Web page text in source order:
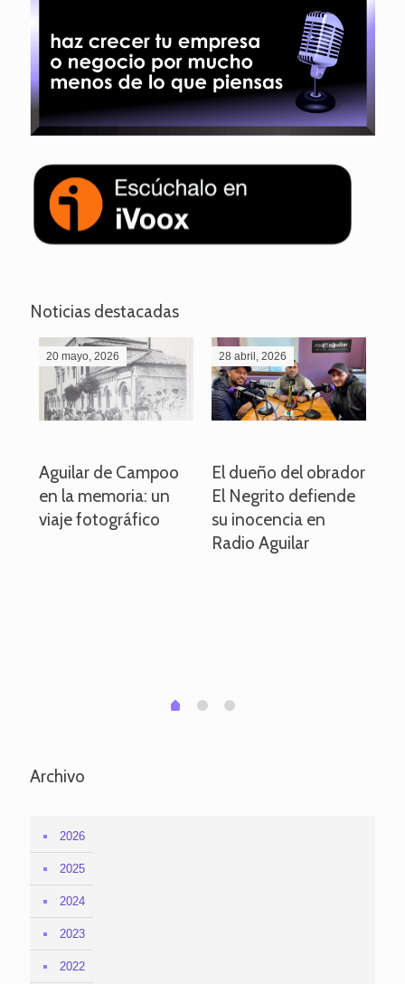
Noticias destacadas
20 mayo, 2026
Aguilar de Campoo
en la memoria: un
viaje fotográfico
28 abril, 2026
El dueño del obrador
El Negrito defiende
su inocencia en
Radio Aguilar
0 1 2
Archivo
2026
2025
2024
2023
2022